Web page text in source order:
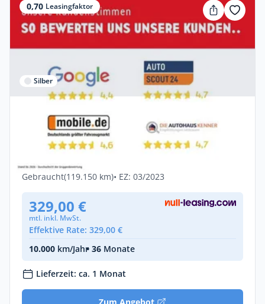
0,70 Leasingfaktor
Silber
Volkswagen Tiguan Allspace 2.0 TDI DSG
Life ACC LED NAVI SH
Diesel •Automatik •
Gebraucht(119.150 km)• EZ: 03/2023
329,00 €
mtl. inkl. MwSt.
Effektive Rate: 329,00 €
10.000 km/Jahr• 36 Monate
Lieferzeit: ca. 1 Monat